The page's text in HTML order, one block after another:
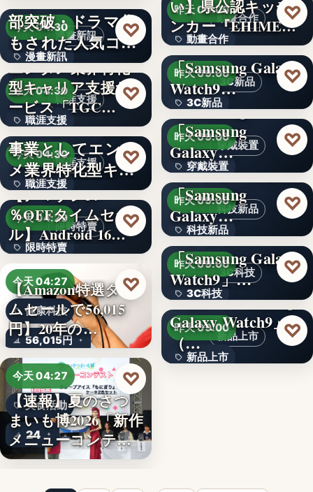
文字
漫畫新訊
今天 04:30
漫畫新訊
文字
部突破・ドラマ化
もされた人気コミ
ック！…
♡
職涯支援
今天 04:30
職涯支援
330,000
エンタメ業界特化
型キャリア支援サ
ービス「TGC…
♡
職涯支援
今天 04:30
職涯支援
文字
W TOKYO、新規
事業としてエンタ
メ業界特化型キャ
リア…
♡
限時特賣
今天 04:29
限時特賣
15,800円
【アマゾン37
％OFFタイムセー
ル】Android 16…
♡
今天 04:27
健康科技
56,015円
【Amazon特選タイ
ムセールで56,015
円】20年の…
♡
今天 04:27
美食活動
24
【速報】夏のさつ
まいも博2026「新作
メニューコンテス
ト…
♡
韓国発の人気キャ
4.1
動畫合作
昨天 09:00
動畫合作
108
い】県公認キッチ
ンカー『EHIMEみ
きゃん…
♡
3C新品
昨天 09:00
3C新品
文字
＜OPEN＞
「Samsung Galaxy
Watch9…
♡
穿戴裝置
昨天 09:00
穿戴裝置
文字
＜Samsung＞
「Samsung
Galaxy…
♡
科技新品
昨天 09:00
科技新品
文字
＜ソフトバンク＞
「Samsung
Galaxy…
♡
3C科技
昨天 09:00
3C科技
文字
＜ドコモ＞
「Samsung Galaxy
Watch9」…
♡
新品上市
昨天 09:00
新品上市
＜au＞「Samsung
Galaxy Watch9」
（…
♡